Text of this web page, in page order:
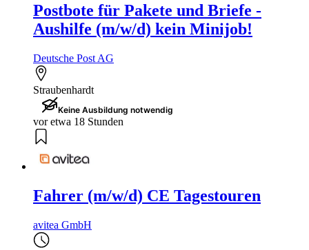
Postbote für Pakete und Briefe -
Aushilfe (m/w/d) kein Minijob!
Deutsche Post AG
Straubenhardt
Keine Ausbildung notwendig
vor etwa 18 Stunden
Fahrer (m/w/d) CE Tagestouren
avitea GmbH